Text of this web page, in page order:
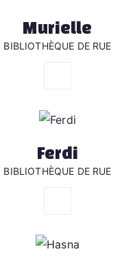
Murielle
BIBLIOTHÈQUE DE RUE
Ferdi
BIBLIOTHÈQUE DE RUE